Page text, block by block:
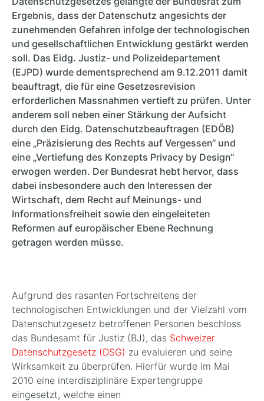
Ergebnis, dass der Datenschutz angesichts der
zunehmenden Gefahren infolge der technologischen
und gesellschaftlichen Entwicklung gestärkt werden
soll. Das Eidg. Justiz- und Polizeidepartement
(EJPD) wurde dementsprechend am 9.12.2011 damit
beauftragt, die für eine Gesetzesrevision
erforderlichen Massnahmen vertieft zu prüfen. Unter
anderem soll neben einer Stärkung der Aufsicht
durch den Eidg. Datenschutzbeauftragen (EDÖB)
eine „Präzisierung des Rechts auf Vergessen“ und
eine „Vertiefung des Konzepts Privacy by Design“
erwogen werden. Der Bundesrat hebt hervor, dass
dabei insbesondere auch den Interessen der
Wirtschaft, dem Recht auf Meinungs- und
Informationsfreiheit sowie den eingeleiteten
Reformen auf europäischer Ebene Rechnung
getragen werden müsse.
Aufgrund des rasanten Fortschreitens der
technologischen Entwicklungen und der Vielzahl vom
Datenschutzgesetz betroffenen Personen beschloss
das Bundesamt für Justiz (BJ), das Schweizer
Datenschutzgesetz (DSG) zu evaluieren und seine
Wirksamkeit zu überprüfen. Hierfür wurde im Mai
2010 eine interdisziplinäre Expertengruppe
eingesetzt, welche einen